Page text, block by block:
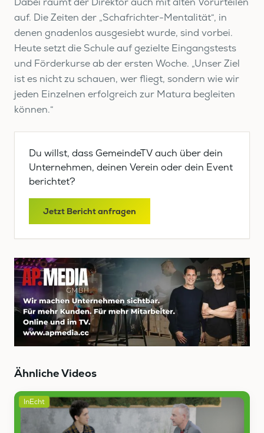
auf. Die Zeiten der „Schafrichter-Mentalität“, in
denen gnadenlos ausgesiebt wurde, sind vorbei.
Heute setzt die Schule auf gezielte Eingangstests
und Förderkurse ab der ersten Woche. „Unser Ziel
ist es nicht zu schauen, wer fliegt, sondern wie wir
jeden Einzelnen erfolgreich zur Matura begleiten
können.“
Du willst, dass GemeindeTV auch über dein
Unternehmen, deinen Verein oder dein Event
berichtet?
Jetzt Bericht anfragen
Ähnliche Videos
InEcht